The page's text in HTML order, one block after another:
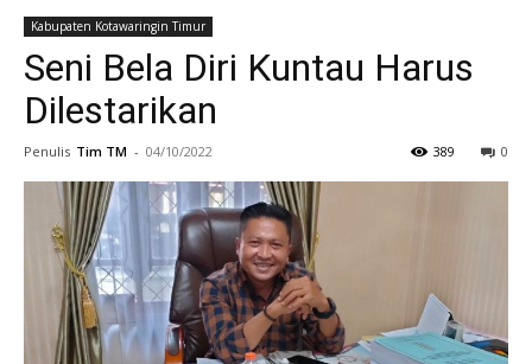
Kabupaten Kotawaringin Timur
Seni Bela Diri Kuntau Harus
Dilestarikan
Penulis Tim TM - 04/10/2022 0
389